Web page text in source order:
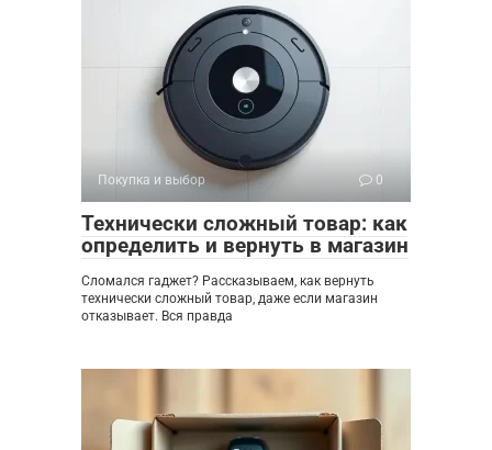
Покупка и выбор 0
Технически сложный товар: как
определить и вернуть в магазин
Сломался гаджет? Рассказываем, как вернуть
технически сложный товар, даже если магазин
отказывает. Вся правда